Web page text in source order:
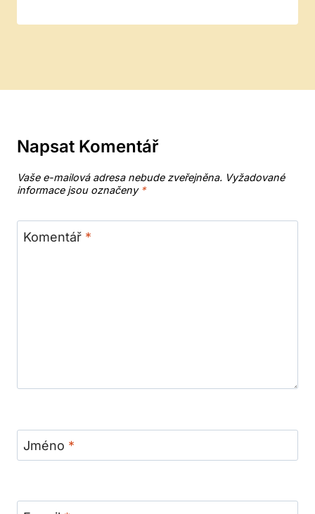
Napsat Komentář
Vaše e-mailová adresa nebude zveřejněna. Vyžadované
informace jsou označeny *
Komentář *
Jméno *